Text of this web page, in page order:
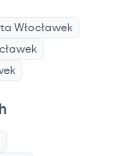
Włocławek